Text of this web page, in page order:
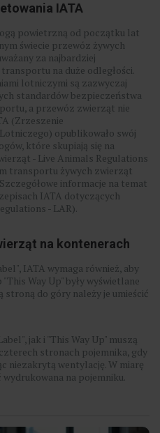
IATA
powietrzną od początku lat
świecie przewóz żywych
za najbardziej
na duże odległości.
lotniczymi są zazwyczaj
standardów bezpieczeństwa
a przewóz zwierząt nie
(Zrzeszenie
opublikowało swój
które skupiają się na
- Live Animals Regulations
transportu żywych zwierząt
informacje na temat
IATA dotyczących
- LAR).
na kontenerach
IATA wymaga również, aby
Way Up" były wyświetlane
stroną do góry należy je umieścić
jak i "This Way Up" muszą
stronach pojemnika, gdy
niezakrytą wentylację. W miarę
na pojemniku.